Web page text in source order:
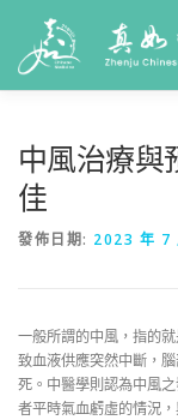
中風治療與
佳
發佈日期: 2023 年 7
一般所謂的中風，指的
致血液供應突然中斷，
死。中醫學則認為中風
者平時氣血虧虛的情況